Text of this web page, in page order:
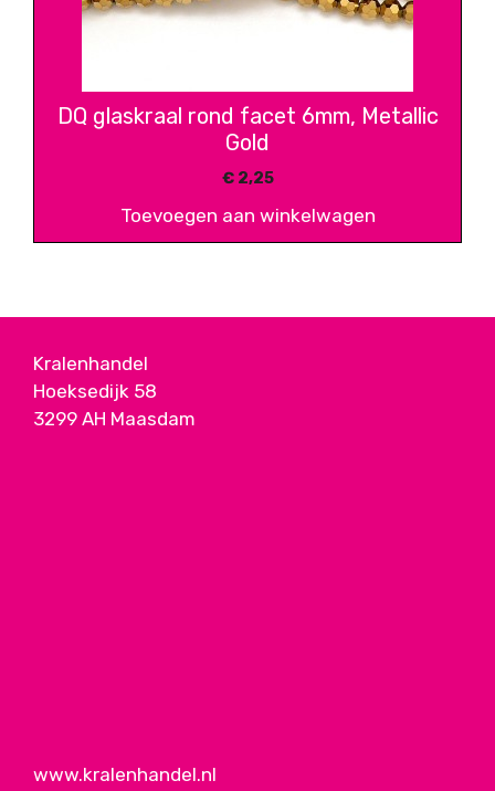
DQ glaskraal rond facet 6mm, Metallic
Gold
€2,25
Toevoegen aan winkelwagen
Kralenhandel
Hoeksedijk 58
3299 AH Maasdam
www.kralenhandel.nl